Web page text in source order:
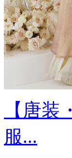
【唐
服...